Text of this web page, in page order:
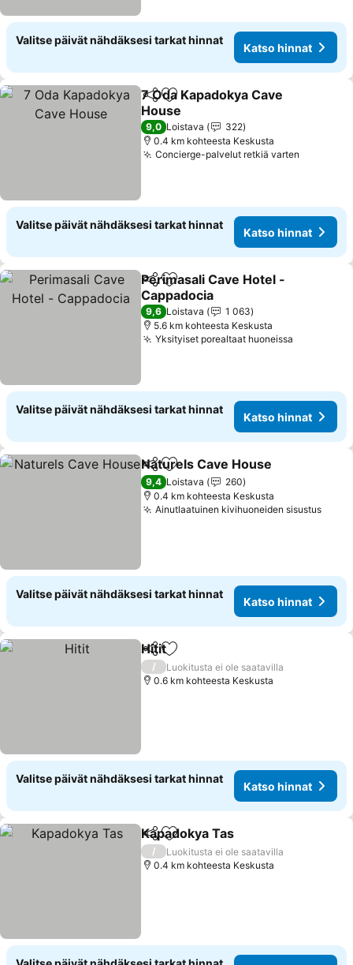
Valitse päivät nähdäksesi tarkat hinnat
Katso hinnat
Jaa Lisää suosikkeihin
7 Oda Kapadokya Cave
House
9,0 Loistava
322
0.4 km kohteesta Keskusta
Concierge-palvelut retkiä varten
Valitse päivät nähdäksesi tarkat hinnat
Katso hinnat
Jaa Lisää suosikkeihin
Perimasali Cave Hotel -
Cappadocia
9,6 Loistava
1 063
5.6 km kohteesta Keskusta
Yksityiset porealtaat huoneissa
Valitse päivät nähdäksesi tarkat hinnat
Katso hinnat
Jaa Lisää suosikkeihin
Naturels Cave House
9,4 Loistava
260
0.4 km kohteesta Keskusta
Ainutlaatuinen kivihuoneiden sisustus
Valitse päivät nähdäksesi tarkat hinnat
Katso hinnat
Jaa Lisää suosikkeihin
Hitit
/
Luokitusta ei ole saatavilla
0.6 km kohteesta Keskusta
Valitse päivät nähdäksesi tarkat hinnat
Katso hinnat
Jaa Lisää suosikkeihin
Kapadokya Tas
/
Luokitusta ei ole saatavilla
0.4 km kohteesta Keskusta